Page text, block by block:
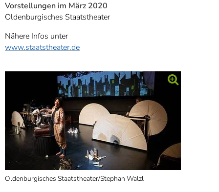
Vorstellungen im März 2020
Oldenburgisches Staatstheater
Nähere Infos unter
www.staatstheater.de
Oldenburgisches Staatstheater/Stephan Walzl